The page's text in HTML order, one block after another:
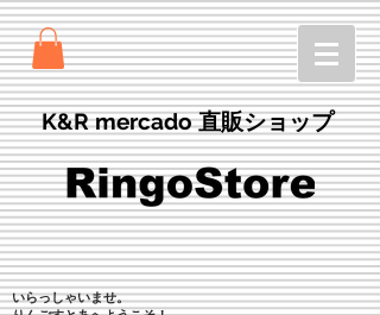
K&R mercado 直販ショップ
いらっしゃいませ。